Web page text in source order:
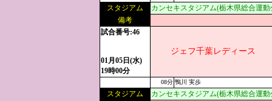
スタジアム
カンセキスタジアム(栃木県総合運
備考
試合番号:46
01月05日(水)
19時00分
ジェフ千葉レディース
08分 鴨川 実歩
スタジアム
カンセキスタジアム(栃木県総合運